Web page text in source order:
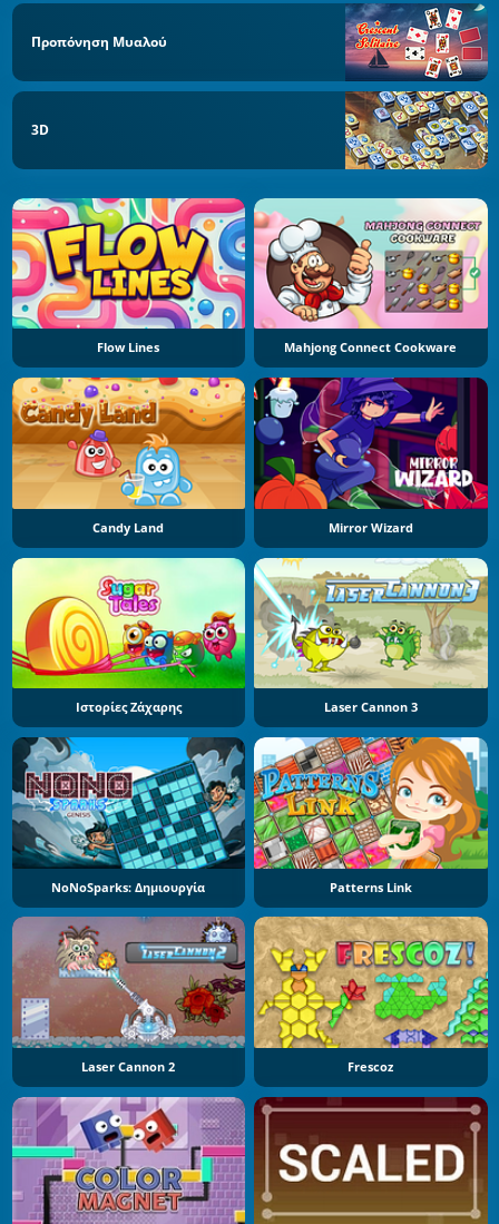
Προπόνηση Μυαλού
3D
Flow Lines Mahjong Connect Cookware
Candy Land Mirror Wizard
Ιστορίες Ζάχαρης Laser Cannon 3
NoNoSparks: Δημιουργία Patterns Link
Laser Cannon 2 Frescoz